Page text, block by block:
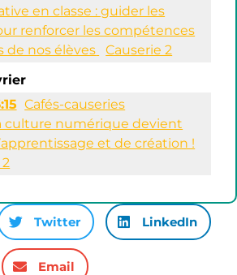
en classe : guider les
renforcer les compétences
de nos élèves
Causerie 2
Cafés-causeries
culture numérique devient
et de création !
Twitter LinkedIn
Email